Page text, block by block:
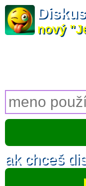
nový
ak chceš